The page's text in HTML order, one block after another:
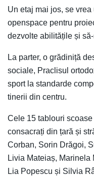
Un etaj mai jos, se
openspace pentru
dezvolte abilitățile și
La parter, o grădiniță
sociale, Praclisul
sport la standarde
tinerii din centru.
Cele 15 tablouri
consacrați din țară și
Corban, Sorin Drăgoi,
Livia Mateiaș, Marinela
Lia Popescu și Silvia